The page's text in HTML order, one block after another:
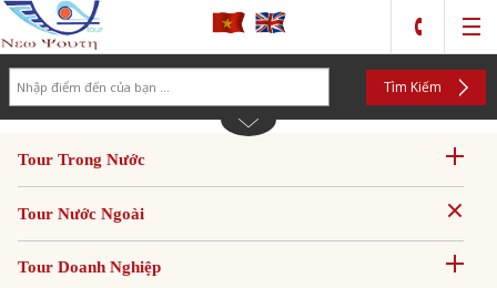
Tìm Kiếm
Tour Trong Nước
Tour Nước Ngoài
Tour Doanh Nghiệp